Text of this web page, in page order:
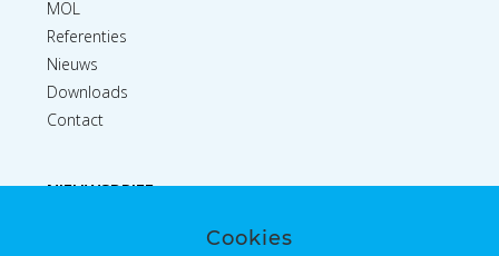
MOL
Referenties
Nieuws
Downloads
Contact
NIEUWSBRIEF
Cookies